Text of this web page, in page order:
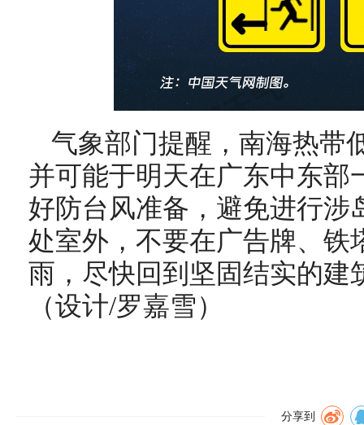
气象部门提醒，南海热带
并可能于明天在广东中东部
好防台风准备，避免进行涉
处室外，不要在广告牌、铁
雨，尽快回到坚固结实的建
（设计/罗嘉雪）
分享到